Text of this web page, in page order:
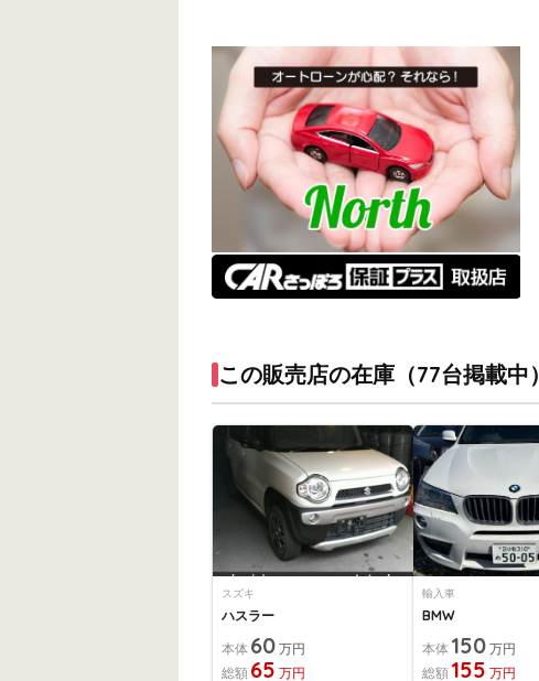
この販売店の在庫（77台掲載中）
スズキ
ハスラー
本体 60 万円
総額 65 万円
輸入車
BMW
本体 150 万円
総額 155 万円